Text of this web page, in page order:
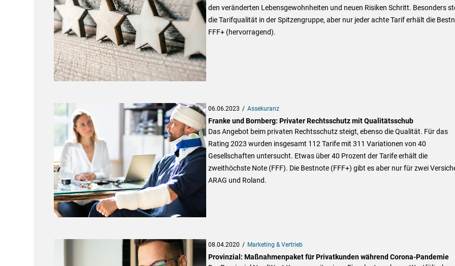
den veränderten Lebensgewohnheiten und neuen Risiken Schritt. Besonders
die Tarifqualität in der Spitzengruppe, aber nur jeder achte Tarif erhält die
FFF+ (hervorragend).
06.06.2023 Assekuranz
Franke und Bornberg: Privater Rechtsschutz mit Qualitätsschub
Das Angebot beim privaten Rechtsschutz steigt, ebenso die Qualität. Für das
Rating 2023 wurden insgesamt 112 Tarife mit 311 Variationen von 40
Gesellschaften untersucht. Etwas über 40 Prozent der Tarife erhält die
zweithöchste Note (FFF). Die Bestnote (FFF+) gibt es aber nur für zwei
ARAG und Roland.
08.04.2020 Marketing & Vertrieb
Provinzial: Maßnahmenpaket für Privatkunden während Corona-Pandemie